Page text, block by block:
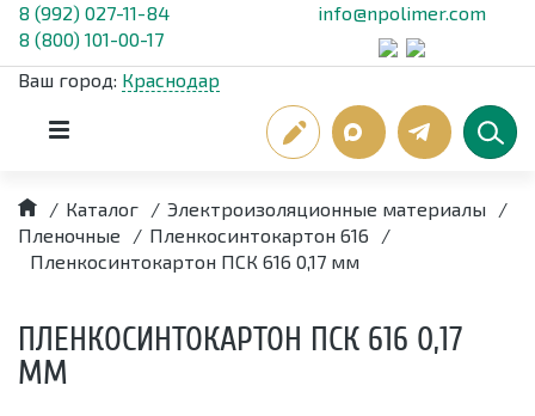
8 (992) 027-11-84
8 (800) 101-00-17
info@npolimer.com
Ваш город: Краснодар
/ Каталог / Электроизоляционные материалы
/
Пленочные
/ Пленкосинтокартон 616
/
Пленкосинтокартон ПСК 616 0,17 мм
ПЛЕНКОСИНТОКАРТОН ПСК 616 0,17
ММ